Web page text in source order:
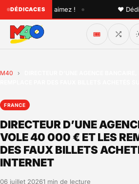
DÉDICACES
que vous aimez ! • ♥
🎟️
M40 ›
FRANCE
DIRECTEUR D’UNE
VOLE 40 000 € ET LES
DES FAUX BILLETS
INTERNET
06 juillet 20261 min de lecture